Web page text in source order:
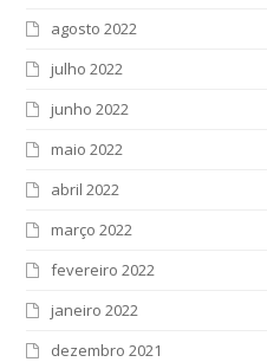
agosto 2022
julho 2022
junho 2022
maio 2022
abril 2022
março 2022
fevereiro 2022
janeiro 2022
dezembro 2021